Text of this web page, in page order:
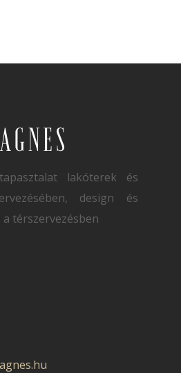
lakóterek és
design és
térszervezésben